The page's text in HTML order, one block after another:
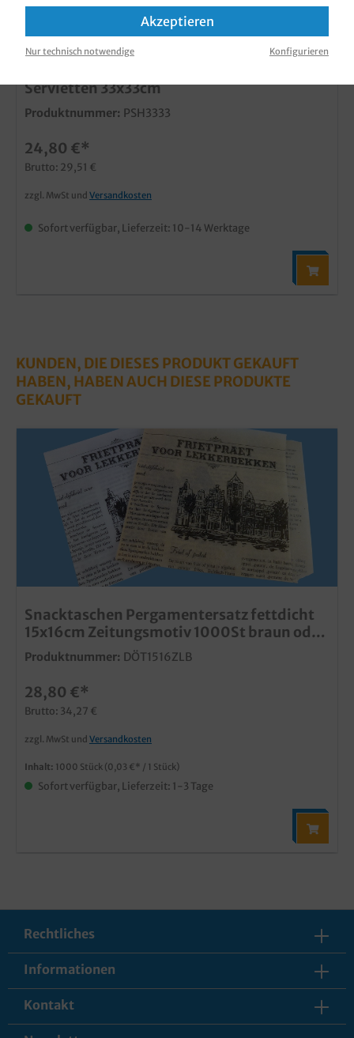
Servietten 33x33cm
Produktnummer: PSH3333
24,80 €*
Brutto: 29,51 €
zzgl. MwSt und Versandkosten
Sofort verfügbar, Lieferzeit: 10-14 Werktage
KUNDEN, DIE DIESES PRODUKT GEKAUFT
HABEN, HABEN AUCH DIESE PRODUKTE
GEKAUFT
Snacktaschen Pergamentersatz fettdicht
15x16cm Zeitungsmotiv 1000St braun oder
weiß
Produktnummer: DÖT1516ZLB
28,80 €*
Brutto: 34,27 €
zzgl. MwSt und Versandkosten
Inhalt: 1000 Stück (0,03 €* / 1 Stück)
Sofort verfügbar, Lieferzeit: 1-3 Tage
Rechtliches
Informationen
Kontakt
Akzeptieren
Nur technisch notwendige Konfigurieren